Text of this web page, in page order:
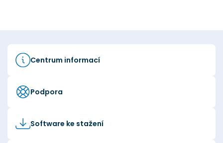
Centrum informací
Podpora
Software ke stažení